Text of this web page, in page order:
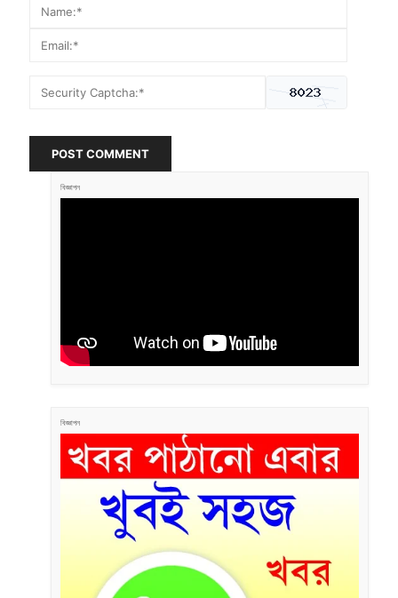
POST COMMENT
বিজ্ঞাপন
বিজ্ঞাপন